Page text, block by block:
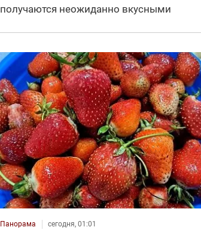
получаются неожиданно вкусными
Панорама сегодня, 01:01